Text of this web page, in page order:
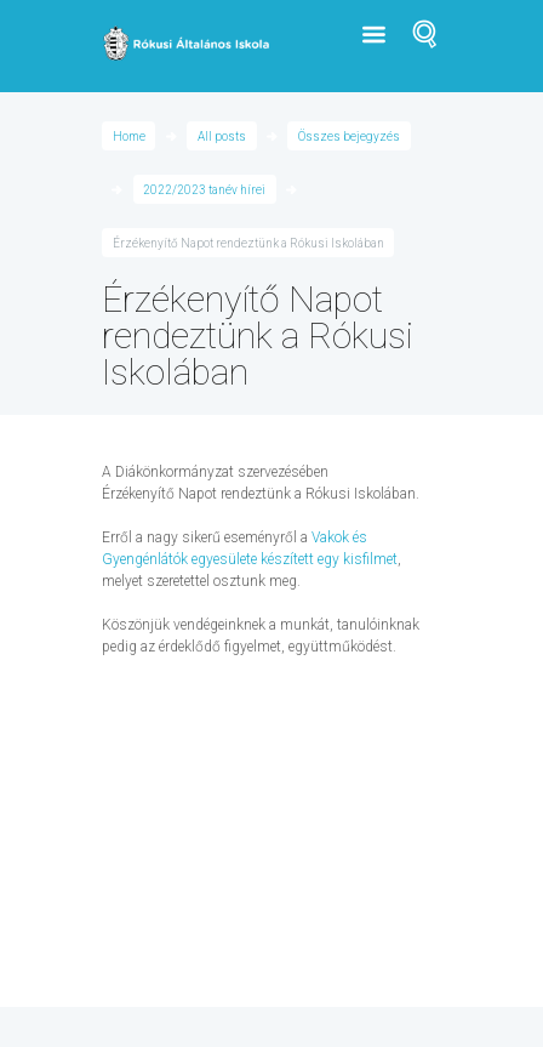
Home All posts Összes bejegyzés
2022/2023 tanév hírei
Érzékenyítő Napot rendeztünk a Rókusi Iskolában
Érzékenyítő Napot
rendeztünk a Rókusi
Iskolában
A Diákönkormányzat szervezésében
Érzékenyítő Napot rendeztünk a Rókusi Iskolában.
Erről a nagy sikerű eseményről a Vakok és
Gyengénlátók egyesülete készített egy kisfilmet,
melyet szeretettel osztunk meg.
Köszönjük vendégeinknek a munkát, tanulóinknak
pedig az érdeklődő figyelmet, együttműködést.